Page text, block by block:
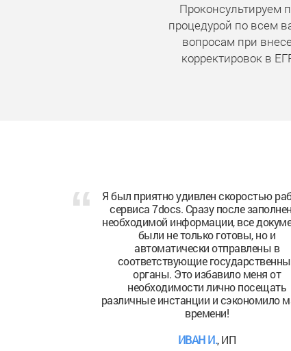
Проконсультируем
процедурой по всем
вопросам при
корректировок в
Изменение юридического
компании всегда было головной
но благодаря 7docs, весь процесс
всего пару кликов. Отличный
ДМИТРИЙ С., предприниматель